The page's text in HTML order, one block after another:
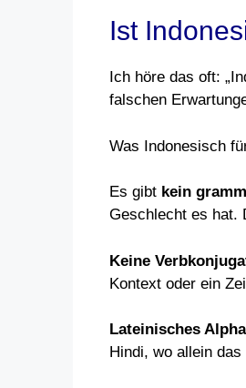
Ist
Ich höre das oft:
falschen
Was Indonesisch
Es gibt kein
Geschlecht es hat.
Keine
Kontext oder ein
Lateinisches
Hindi, wo allein